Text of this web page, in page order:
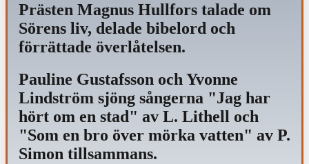
Prästen Magnus Hullfors talade om
Sörens liv, delade bibelord och
förrättade överlåtelsen.
Pauline Gustafsson och Yvonne
Lindström sjöng sångerna "Jag har
hört om en stad" av L. Lithell och
"Som en bro över mörka vatten" av P.
Simon tillsammans.